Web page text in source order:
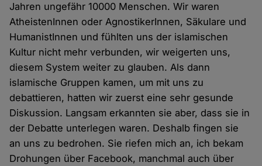
Jahren ungefähr 10000 Menschen. Wir waren
AtheistenInnen oder AgnostikerInnen, Säkulare und
HumanistInnen und fühlten uns der islamischen
Kultur nicht mehr verbunden, wir weigerten uns,
diesem System weiter zu glauben. Als dann
islamische Gruppen kamen, um mit uns zu
debattieren, hatten wir zuerst eine sehr gesunde
Diskussion. Langsam erkannten sie aber, dass sie in
der Debatte unterlegen waren. Deshalb fingen sie
an uns zu bedrohen. Sie riefen mich an, ich bekam
Drohungen über Facebook, manchmal auch über